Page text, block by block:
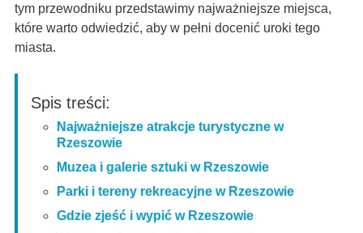
tym przewodniku przedstawimy najważniejsze miejsca,
które warto odwiedzić, aby w pełni docenić uroki tego
miasta.
Spis treści:
Najważniejsze atrakcje turystyczne w
Rzeszowie
Muzea i galerie sztuki w Rzeszowie
Parki i tereny rekreacyjne w Rzeszowie
Gdzie zjeść i wypić w Rzeszowie